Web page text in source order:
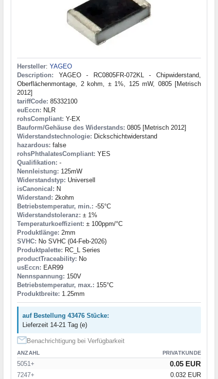
Hersteller: YAGEO
Description: YAGEO - RC0805FR-072KL - Chipwiderstand,
Oberflächenmontage, 2 kohm, ± 1%, 125 mW, 0805 [Metrisch
2012]
tariffCode: 85332100
euEccn: NLR
rohsCompliant: Y-EX
Bauform/Gehäuse des Widerstands: 0805 [Metrisch 2012]
Widerstandstechnologie: Dickschichtwiderstand
hazardous: false
rohsPhthalatesCompliant: YES
Qualifikation: -
Nennleistung: 125mW
Widerstandstyp: Universell
isCanonical: N
Widerstand: 2kohm
Betriebstemperatur, min.: -55°C
Widerstandstoleranz: ± 1%
Temperaturkoeffizient: ± 100ppm/°C
Produktlänge: 2mm
SVHC: No SVHC (04-Feb-2026)
Produktpalette: RC_L Series
productTraceability: No
usEccn: EAR99
Nennspannung: 150V
Betriebstemperatur, max.: 155°C
Produktbreite: 1.25mm
auf Bestellung 43476 Stücke:
Lieferzeit 14-21 Tag (e)
Benachrichtigung bei Verfügbarkeit
ANZAHL PRIVATKUNDE
5051+ 0.05 EUR
7247+
0.032 EUR